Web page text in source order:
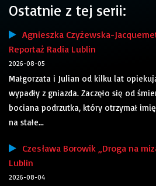
Ostatnie z tej serii:
Agnieszka Czyżewska-
Reportaż Radia Lublin
2026-08-05
Małgorzata i Julian od kilku lat
wypadły z gniazda. Zaczęło się od
bociana podrzutka, który otrzymał
na stałe...
Czesława Borowik „Droga na
Lublin
2026-08-04